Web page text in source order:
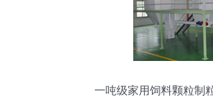
一吨级家用饲料颗粒制